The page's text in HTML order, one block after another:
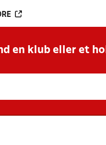
en klub eller et